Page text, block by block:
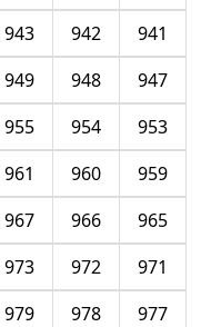
941
942
943
947
948
949
953
954
955
959
960
961
965
966
967
971
972
973
977
978
979